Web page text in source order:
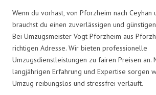
Wenn du vorhast, von Pforzheim nach Ceyhan
brauchst du einen zuverlässigen und günstigen
Bei Umzugsmeister Vogt Pforzheim aus
richtigen Adresse. Wir bieten professionelle
Umzugsdienstleistungen zu fairen Preisen an.
langjährigen Erfahrung und Expertise sorgen
Umzug reibungslos und stressfrei verläuft.